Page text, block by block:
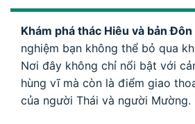
Khám phá thác Hiêu và bản Đôn
nghiệm bạn không thể bỏ qua
Nơi đây không chỉ nổi bật với
hùng vĩ mà còn là điểm giao
của người Thái và người Mường.